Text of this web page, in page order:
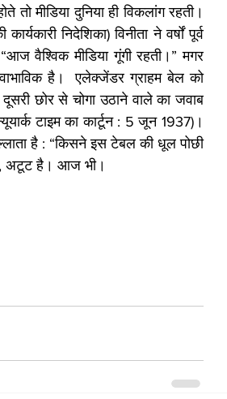
मीडिया दुनिया ही विकलांग रहती।
निदेशिका) विनीता ने वर्षों पूर्व
वैश्विक मीडिया गूंगी रहती।” मगर
है।  एलेक्जेंडर ग्राहम बेल को
छोर से चोगा उठाने वाले का जवाब
टाइम का कार्टून : 5 जून 1937)।
है : “किसने इस टेबल की धूल पोछी
अटूट है। आज भी।